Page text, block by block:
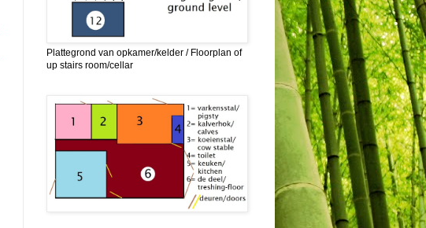
Plattegrond van opkamer/kelder / Floorplan of
up stairs room/cellar